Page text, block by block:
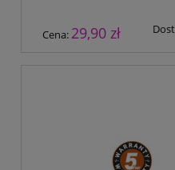
Cena: 29,90 zł